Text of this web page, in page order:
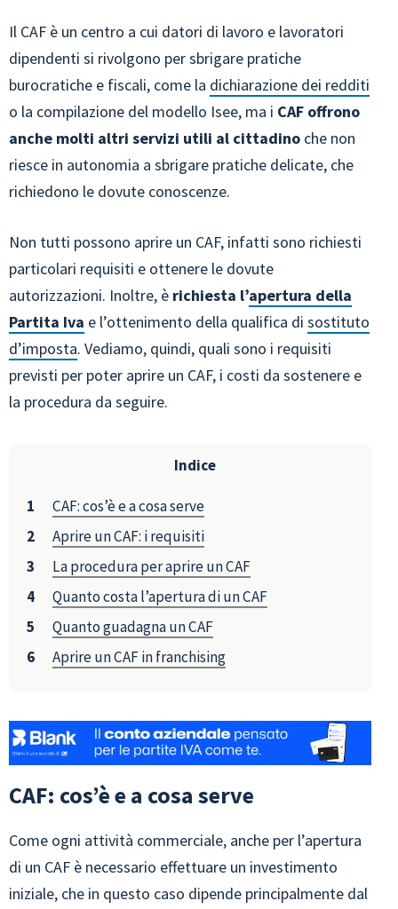
Il CAF è un centro a cui datori di lavoro e lavoratori
dipendenti si rivolgono per sbrigare pratiche
burocratiche e fiscali, come la dichiarazione dei redditi
o la compilazione del modello Isee, ma i CAF offrono
anche molti altri servizi utili al cittadino che non
riesce in autonomia a sbrigare pratiche delicate, che
richiedono le dovute conoscenze.
Non tutti possono aprire un CAF, infatti sono richiesti
particolari requisiti e ottenere le dovute
autorizzazioni. Inoltre, è richiesta l’apertura della
Partita Iva e l’ottenimento della qualifica di sostituto
d’imposta. Vediamo, quindi, quali sono i requisiti
previsti per poter aprire un CAF, i costi da sostenere e
la procedura da seguire.
Indice
CAF: cos’è e a cosa serve
Aprire un CAF: i requisiti
La procedura per aprire un CAF
Quanto costa l’apertura di un CAF
Quanto guadagna un CAF
Aprire un CAF in franchising
CAF: cos’è e a cosa serve
Come ogni attività commerciale, anche per l’apertura
di un CAF è necessario effettuare un investimento
iniziale, che in questo caso dipende principalmente dal